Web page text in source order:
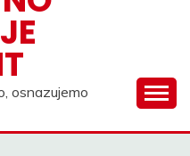
osnazujemo